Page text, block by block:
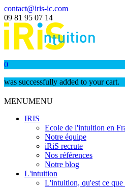
contact@iris-ic.com
09 81 95 07 14
0
was successfully added to your cart.
MENUMENU
IRIS
Ecole de l'intuition en
Notre équipe
iRiS recrute
Nos références
Notre blog
L'intuition
L'intuition, qu'est ce que